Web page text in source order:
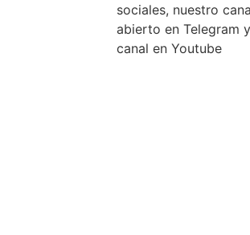
sociales, nuestro
abierto en Telegram
canal en Youtube